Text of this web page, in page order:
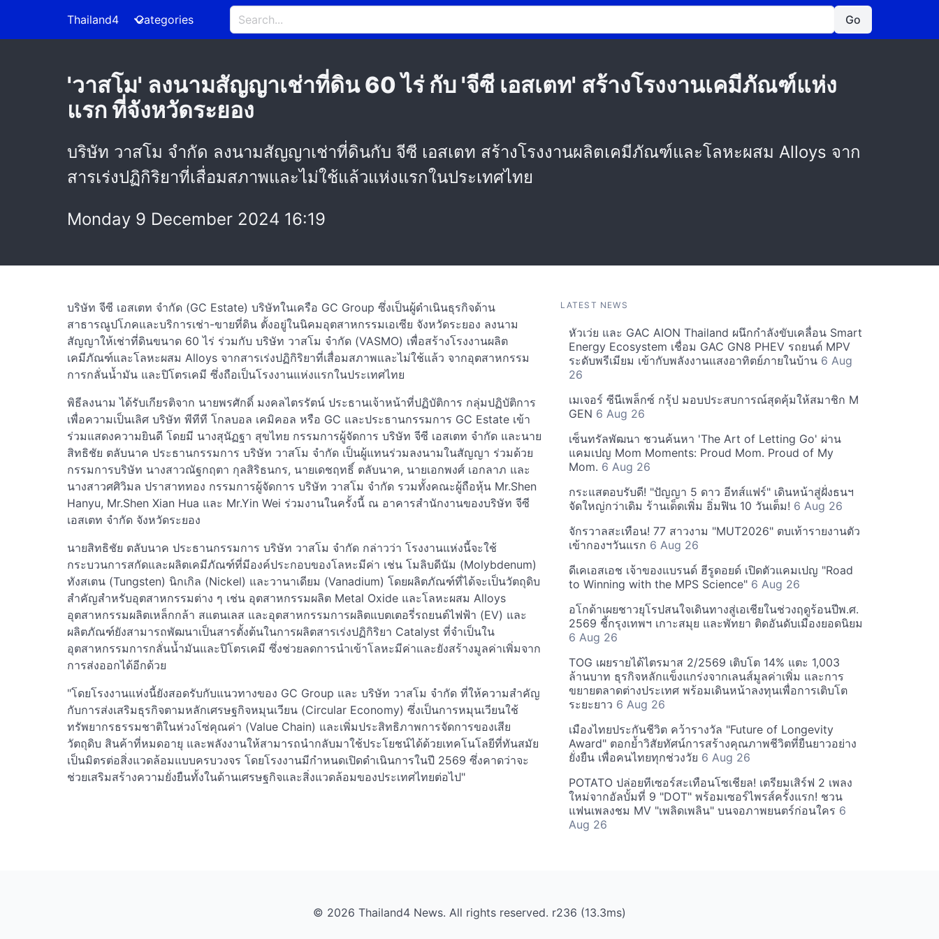
Thailand4 Categories Go
'วาสโม' ลงนามสัญญาเช่าที่ดิน 60 ไร่ กับ 'จีซี เอสเตท' สร้างโรงงานเคมีภัณฑ์แห่ง
แรก ที่จังหวัดระยอง
บริษัท วาสโม จำกัด ลงนามสัญญาเช่าที่ดินกับ จีซี เอสเตท สร้างโรงงานผลิตเคมีภัณฑ์และโลหะผสม Alloys จาก
สารเร่งปฏิกิริยาที่เสื่อมสภาพและไม่ใช้แล้วแห่งแรกในประเทศไทย
Monday 9 December 2024 16:19
บริษัท จีซี เอสเตท จำกัด (GC Estate) บริษัทในเครือ GC Group ซึ่งเป็นผู้ดำเนินธุรกิจด้าน
สาธารณูปโภคและบริการเช่า-ขายที่ดิน ตั้งอยู่ในนิคมอุตสาหกรรมเอเซีย จังหวัดระยอง ลงนาม
สัญญาให้เช่าที่ดินขนาด 60 ไร่ ร่วมกับ บริษัท วาสโม จำกัด (VASMO) เพื่อสร้างโรงงานผลิต
เคมีภัณฑ์และโลหะผสม Alloys จากสารเร่งปฏิกิริยาที่เสื่อมสภาพและไม่ใช้แล้ว จากอุตสาหกรรม
การกลั่นน้ำมัน และปิโตรเคมี ซึ่งถือเป็นโรงงานแห่งแรกในประเทศไทย
พิธีลงนาม ได้รับเกียรติจาก นายพรศักดิ์ มงคลไตรรัตน์ ประธานเจ้าหน้าที่ปฏิบัติการ กลุ่มปฏิบัติการ
เพื่อความเป็นเลิศ บริษัท พีทีที โกลบอล เคมิคอล หรือ GC และประธานกรรมการ GC Estate เข้า
ร่วมแสดงความยินดี โดยมี นางสุนัฏฐา สุขไทย กรรมการผู้จัดการ บริษัท จีซี เอสเตท จำกัด และนาย
สิทธิชัย ตลับนาค ประธานกรรมการ บริษัท วาสโม จำกัด เป็นผู้แทนร่วมลงนามในสัญญา ร่วมด้วย
กรรมการบริษัท นางสาวณัฐกฤตา กุลสิริธนกร, นายเดชฤทธิ์ ตลับนาค, นายเอกพงศ์ เอกลาภ และ
นางสาวศศิวิมล ปราสาททอง กรรมการผู้จัดการ บริษัท วาสโม จำกัด รวมทั้งคณะผู้ถือหุ้น Mr.Shen
Hanyu, Mr.Shen Xian Hua และ Mr.Yin Wei ร่วมงานในครั้งนี้ ณ อาคารสำนักงานของบริษัท จีซี
เอสเตท จำกัด จังหวัดระยอง
นายสิทธิชัย ตลับนาค ประธานกรรมการ บริษัท วาสโม จำกัด กล่าวว่า โรงงานแห่งนี้จะใช้
กระบวนการสกัดและผลิตเคมีภัณฑ์ที่มีองค์ประกอบของโลหะมีค่า เช่น โมลิบดีนัม (Molybdenum)
ทังสเตน (Tungsten) นิกเกิล (Nickel) และวานาเดียม (Vanadium) โดยผลิตภัณฑ์ที่ได้จะเป็นวัตถุดิบ
สำคัญสำหรับอุตสาหกรรมต่าง ๆ เช่น อุตสาหกรรมผลิต Metal Oxide และโลหะผสม Alloys
อุตสาหกรรมผลิตเหล็กกล้า สแตนเลส และอุตสาหกรรมการผลิตแบตเตอรี่รถยนต์ไฟฟ้า (EV) และ
ผลิตภัณฑ์ยังสามารถพัฒนาเป็นสารตั้งต้นในการผลิตสารเร่งปฏิกิริยา Catalyst ที่จำเป็นใน
อุตสาหกรรมการกลั่นน้ำมันและปิโตรเคมี ซึ่งช่วยลดการนำเข้าโลหะมีค่าและยังสร้างมูลค่าเพิ่มจาก
การส่งออกได้อีกด้วย
"โดยโรงงานแห่งนี้ยังสอดรับกับแนวทางของ GC Group และ บริษัท วาสโม จำกัด ที่ให้ความสำคัญ
กับการส่งเสริมธุรกิจตามหลักเศรษฐกิจหมุนเวียน (Circular Economy) ซึ่งเป็นการหมุนเวียนใช้
ทรัพยากรธรรมชาติในห่วงโซ่คุณค่า (Value Chain) และเพิ่มประสิทธิภาพการจัดการของเสีย
วัตถุดิบ สินค้าที่หมดอายุ และพลังงานให้สามารถนำกลับมาใช้ประโยชน์ได้ด้วยเทคโนโลยีที่ทันสมัย
เป็นมิตรต่อสิ่งแวดล้อมแบบครบวงจร โดยโรงงานมีกำหนดเปิดดำเนินการในปี 2569 ซึ่งคาดว่าจะ
ช่วยเสริมสร้างความยั่งยืนทั้งในด้านเศรษฐกิจและสิ่งแวดล้อมของประเทศไทยต่อไป"
LATEST NEWS
หัวเว่ย และ GAC AION Thailand ผนึกกำลังขับเคลื่อน Smart
Energy Ecosystem เชื่อม GAC GN8 PHEV รถยนต์ MPV
ระดับพรีเมียม เข้ากับพลังงานแสงอาทิตย์ภายในบ้าน 6 Aug
26
เมเจอร์ ซีนีเพล็กซ์ กรุ้ป มอบประสบการณ์สุดคุ้มให้สมาชิก M
GEN 6 Aug 26
เซ็นทรัลพัฒนา ชวนค้นหา 'The Art of Letting Go' ผ่าน
แคมเปญ Mom Moments: Proud Mom. Proud of My
Mom. 6 Aug 26
กระแสตอบรับดี! "ปัญญา 5 ดาว อีทส์แฟร์" เดินหน้าสู่ฝั่งธนฯ
จัดใหญ่กว่าเดิม ร้านเด็ดเพิ่ม อิ่มฟิน 10 วันเต็ม! 6 Aug 26
จักรวาลสะเทือน! 77 สาวงาม "MUT2026" ตบเท้ารายงานตัว
เข้ากองฯวันแรก 6 Aug 26
ดีเคเอสเอช เจ้าของแบรนด์ ฮีรูดอยด์ เปิดตัวแคมเปญ "Road
to Winning with the MPS Science" 6 Aug 26
อโกด้าเผยชาวยุโรปสนใจเดินทางสู่เอเชียในช่วงฤดูร้อนปีพ.ศ.
2569 ชี้กรุงเทพฯ เกาะสมุย และพัทยา ติดอันดับเมืองยอดนิยม
6 Aug 26
TOG เผยรายได้ไตรมาส 2/2569 เติบโต 14% แตะ 1,003
ล้านบาท ธุรกิจหลักแข็งแกร่งจากเลนส์มูลค่าเพิ่ม และการ
ขยายตลาดต่างประเทศ พร้อมเดินหน้าลงทุนเพื่อการเติบโต
ระยะยาว 6 Aug 26
เมืองไทยประกันชีวิต คว้ารางวัล "Future of Longevity
Award" ตอกย้ำวิสัยทัศน์การสร้างคุณภาพชีวิตที่ยืนยาวอย่าง
ยั่งยืน เพื่อคนไทยทุกช่วงวัย 6 Aug 26
POTATO ปล่อยทีเซอร์สะเทือนโซเชียล! เตรียมเสิร์ฟ 2 เพลง
ใหม่จากอัลบั้มที่ 9 "DOT" พร้อมเซอร์ไพรส์ครั้งแรก! ชวน
แฟนเพลงชม MV "เพลิดเพลิน" บนจอภาพยนตร์ก่อนใคร 6
Aug 26
© 2026 Thailand4 News. All rights reserved. r236 (13.3ms)